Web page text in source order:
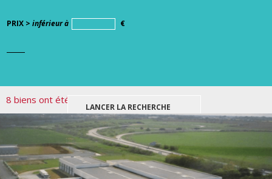
PRIX > inférieur à €
8 biens ont été trouvés pour votre recherche.